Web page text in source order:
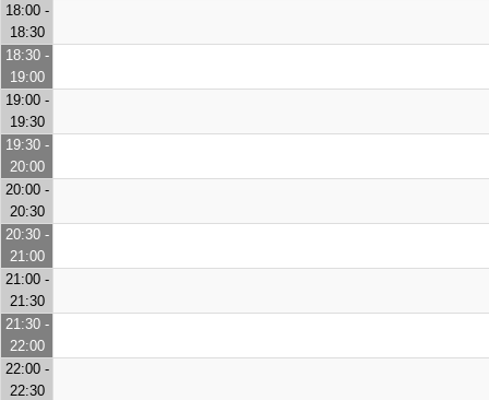
18:00 -
18:30
18:30 -
19:00
19:00 -
19:30
19:30 -
20:00
20:00 -
20:30
20:30 -
21:00
21:00 -
21:30
21:30 -
22:00
22:00 -
22:30